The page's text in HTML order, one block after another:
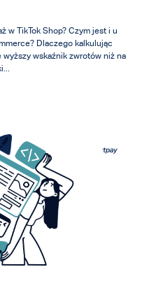
w TikTok Shop? Czym jest i u
Dlaczego kalkulując
wskaźnik zwrotów niż na